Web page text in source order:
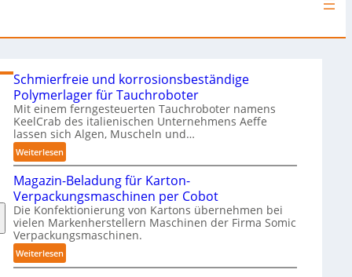
Schmierfreie und korrosionsbeständige
Polymerlager für Tauchroboter
Mit einem ferngesteuerten Tauchroboter namens
KeelCrab des italienischen Unternehmens Aeffe
lassen sich Algen, Muscheln und…
Weiterlesen:
S
c
h
m
i
e
r
f
Magazin-Beladung für Karton-
Verpackungsmaschinen per Cobot
Die Konfektionierung von Kartons übernehmen bei
vielen Markenherstellern Maschinen der Firma Somic
Verpackungsmaschinen.
Weiterlesen:
M